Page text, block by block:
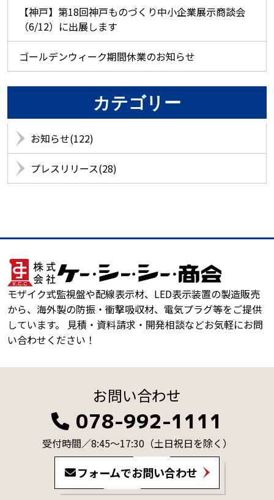
【神戸】第18回神戸ものづくり中小企業展示商談会
（6/12）に出展します
ゴールデンウィーク期間休業のお知らせ
カテゴリー
お知らせ(122)
プレスリリース(28)
モザイク式監視盤や配線表示材、LED表示装置の製造販売
から、海外製の防振・衝撃吸収材、電気プラグ等をご提供
しています。 見積・資料請求・開発相談などお気軽にお問
い合わせください！
お問い合わせ
078-992-1111
受付時間／8:45～17:30（土日祝日を除く）
フォームでお問い合わせ